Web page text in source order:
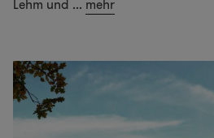
Lehm und ... mehr